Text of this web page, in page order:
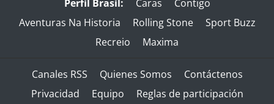
Perfil Brasil: Caras
Contigo
Aventuras Na Historia
Rolling Stone
Sport Buzz
Recreio
Maxima
Canales RSS Quienes Somos
Contáctenos
Privacidad
Equipo Reglas de participación